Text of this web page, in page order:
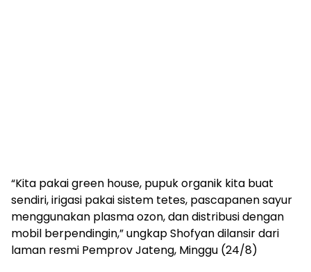
“Kita pakai green house, pupuk organik kita buat
sendiri, irigasi pakai sistem tetes, pascapanen sayur
menggunakan plasma ozon, dan distribusi dengan
mobil berpendingin,” ungkap Shofyan dilansir dari
laman resmi Pemprov Jateng, Minggu (24/8)